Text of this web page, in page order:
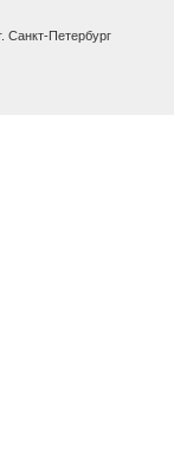
Санкт-Петербург